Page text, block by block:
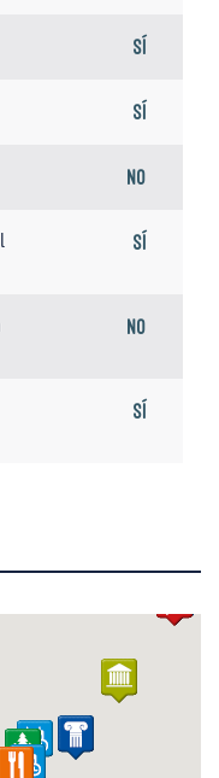
Sí
Sí
No
Sí
No
Sí